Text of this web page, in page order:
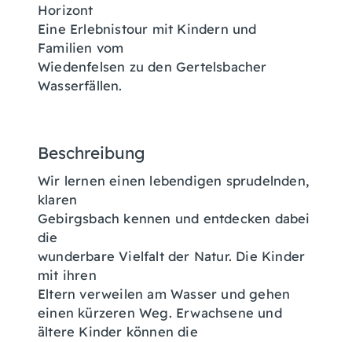
Horizont
Eine Erlebnistour mit Kindern und
Familien vom
Wiedenfelsen zu den Gertelsbacher
Wasserfällen.
Beschreibung
Wir lernen einen lebendigen sprudelnden,
klaren
Gebirgsbach kennen und entdecken dabei
die
wunderbare Vielfalt der Natur. Die Kinder
mit ihren
Eltern verweilen am Wasser und gehen
einen kürzeren Weg. Erwachsene und
ältere Kinder können die